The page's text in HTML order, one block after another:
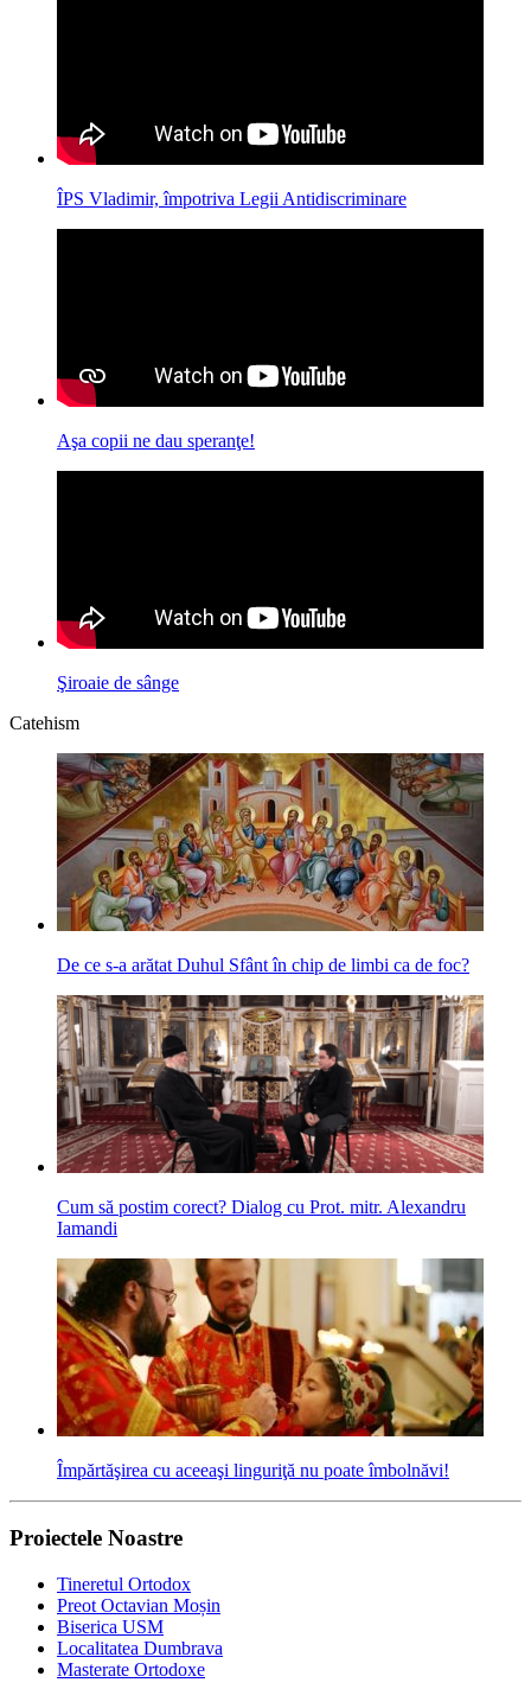
ÎPS Vladimir, împotriva Legii Antidiscriminare
Aşa copii ne dau speranţe!
Şiroaie de sânge
Catehism
De ce s-a arătat Duhul Sfânt în chip de limbi ca de foc?
Cum să postim corect? Dialog cu Prot. mitr. Alexandru
Iamandi
Împărtăşirea cu aceeaşi linguriţă nu poate îmbolnăvi!
Proiectele Noastre
Tineretul Ortodox
Preot Octavian Moșin
Biserica USM
Localitatea Dumbrava
Masterate Ortodoxe